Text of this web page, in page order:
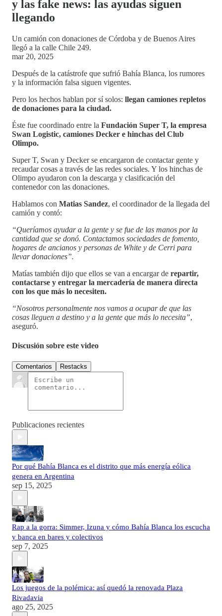
y las fake news: las ayudas siguen
llegando
Un camión con donaciones de Córdoba y de Buenos Aires
llegó a la calle Chile 249.
mar 20, 2025
Después de la catástrofe que sufrió Bahía Blanca, los rumores
y la información falsa siguen vigentes.
Pero los hechos hablan por sí solos: llegan camiones repletos
de donaciones para la ciudad.
Éste fue coordinado entre la Fundación Super T, la empresa
Swan Logistic, camiones Decker e hinchas del Club
Olimpo.
Super T, Swan y Decker se encargaron de contactar gente y
recaudar cosas a través de las redes sociales. Y los hinchas de
Olimpo ayudaron con la descarga y clasificación del
contenedor con las donaciones.
Hablamos con Matias Sandez, el coordinador de la llegada del
camión y contó:
“Queríamos ayudar a la gente y se fue de las manos por la
cantidad que se donó. Contactamos sociedades de fomento,
hogares de ancianos y personas de White y de Cerri para
llevar donaciones”.
Matías también dijo que ellos se van a encargar de repartir,
contactarse y entregar la mercadería de manera directa
con los que más lo necesiten.
“Nosotros personalmente nos vamos a ocupar de que las
cosas lleguen a destino y a la gente que más lo necesita”,
aseguró.
Discusión sobre este video
Comentarios Restacks
Publicaciones recientes
Por qué Bahía Blanca es el distrito que más energía eólica
genera en Argentina
sep 15, 2025
Rap a la gorra: Simmer, Izuna y cómo Bahía Blanca los escucha
y banca en bares y colectivos
sep 7, 2025
Los juegos de la polémica: así quedó la renovada Plaza
Rivadavia
ago 25, 2025